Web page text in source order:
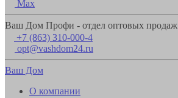
Max
Ваш Дом Профи - отдел оптовых продаж
+7 (863) 310-000-4
opt@vashdom24.ru
Ваш Дом
О компании